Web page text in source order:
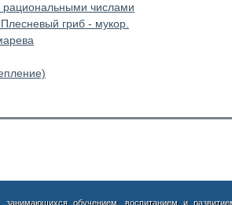
рациональными числами
гриб - мукор.
занимающихся обучением, воспитанием и